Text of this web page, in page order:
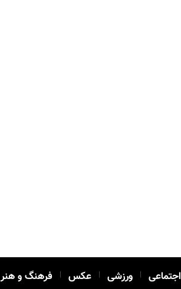
اجتماعی | ورزشی | عکس | فرهنگ و هنر